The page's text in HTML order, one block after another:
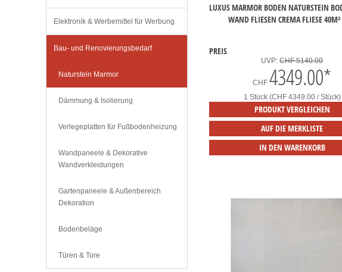
LUXUS MARMOR BODEN NATURSTEIN
WAND FLIESEN CREMA FLIESE
PREIS
UVP:CHF 5140.00
CHF 4349.00*
1 Stück (CHF 4349.00 / Stück)
PRODUKT VERGLEICHEN
AUF DIE MERKLISTE
IN DEN WARENKORB
Elektronik & Werbemittel für Werbung
Bau- und Renovierungsbedarf
Naturstein Marmor
Dämmung & Isolierung
Verlegeplatten für Fußbodenheizung
Wandpaneele & Dekorative
Wandverkleidungen
Gartenpaneele & Außenbereich
Dekoration
Bodenbeläge
Türen & Tore